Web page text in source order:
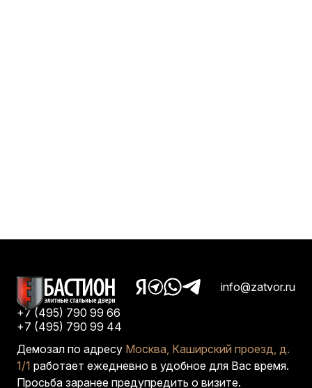
info@zatvor.ru
+7 (495) 790 99 66
+7 (495) 790 99 44
Демозал по адресу Москва, Каширский проезд, д.
1/1 работает ежедневно в удобное для Вас время.
Просьба заранее предупредить о визите.